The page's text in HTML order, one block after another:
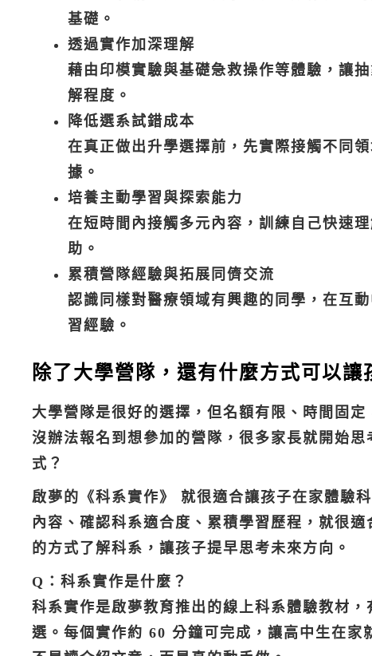
基礎。
透過實作加深理解
藉由印模實驗與基礎急救操作等體驗，讓
解程度。
降低選系試錯成本
在真正做出升學選擇前，先實際接觸不同
據。
培養主動學習與探索能力
在短時間內接觸多元內容，訓練自己快速
助。
累積營隊經驗與拓展同儕交流
認識同樣對醫療領域有興趣的同學，在互
習經驗。
除了大學營隊，還有什麼方式可以讓
大學營隊是很好的選擇，但名額有限、時間固
沒辦法報名到想參加的營隊，很多家長就開始
式？
啟夢的《科系實作》 就很適合讓孩子在家體驗
內容、確認科系適合度、累積學習歷程，就很
的方式了解科系，讓孩子提早思考未來方向。
Q：科系實作是什麼？
科系實作是啟夢教育推出的線上科系體驗教材
選。每個實作約 60 分鐘可完成，讓高中生在